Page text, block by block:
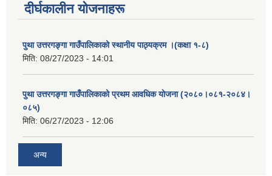
दीर्घकालीन योजनाहरू
पुथा उत्तरगङ्गा गाउँपालिकाको स्थानीय पाठ्यक्रम ।(कक्षा १-८)
मिति: 08/27/2023 - 14:01
पुथा उत्तरगङ्गा गाउँपालिकाको प्रथम आवधिक योजना (२०८०।०८१-२०८४।
०८५)
मिति: 06/27/2023 - 12:06
अन्य